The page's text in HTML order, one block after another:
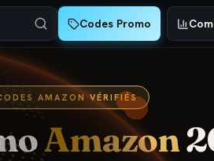
Codes Promo
AMAZONVÉRIFIÉS
Amazon